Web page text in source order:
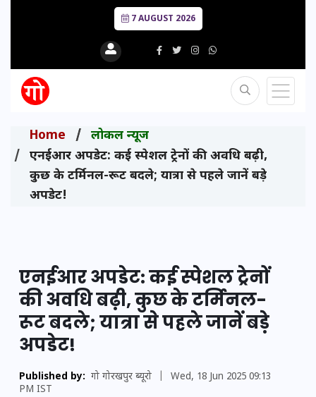
7 AUGUST 2026
Home
लोकल न्यूज
एनईआर अपडेट: कई स्पेशल ट्रेनों की अवधि बढ़ी,
कुछ के टर्मिनल-रूट बदले; यात्रा से पहले जानें बड़े
अपडेट!
एनईआर अपडेट: कई स्पेशल ट्रेनों
की अवधि बढ़ी, कुछ के टर्मिनल-
रूट बदले; यात्रा से पहले जानें बड़े
अपडेट!
Published by: गो गोरखपुर ब्यूरो
Wed, 18 Jun 2025 09:13
PM IST